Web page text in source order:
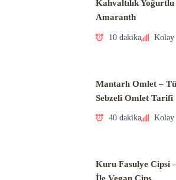
Kahvaltılık
Amaranth
10 dakika Kolay
Mantarlı Omlet –
Sebzeli Omlet Tarifi
40 dakika Kolay
Kuru Fasulye Cipsi